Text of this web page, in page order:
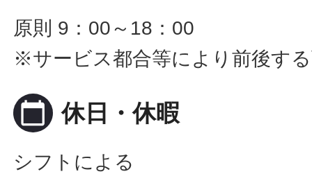
原則 9：00～18：00
※サービス都合等により前後す
calendar_today 休日・休暇
シフトによる